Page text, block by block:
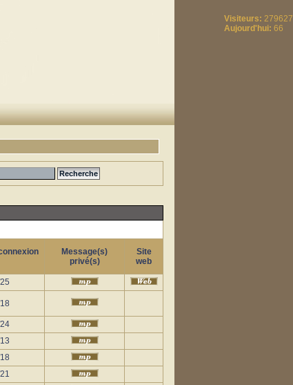
Visiteurs: 279627
Aujourd'hui: 66
Message(s)
privé(s)
Site
web